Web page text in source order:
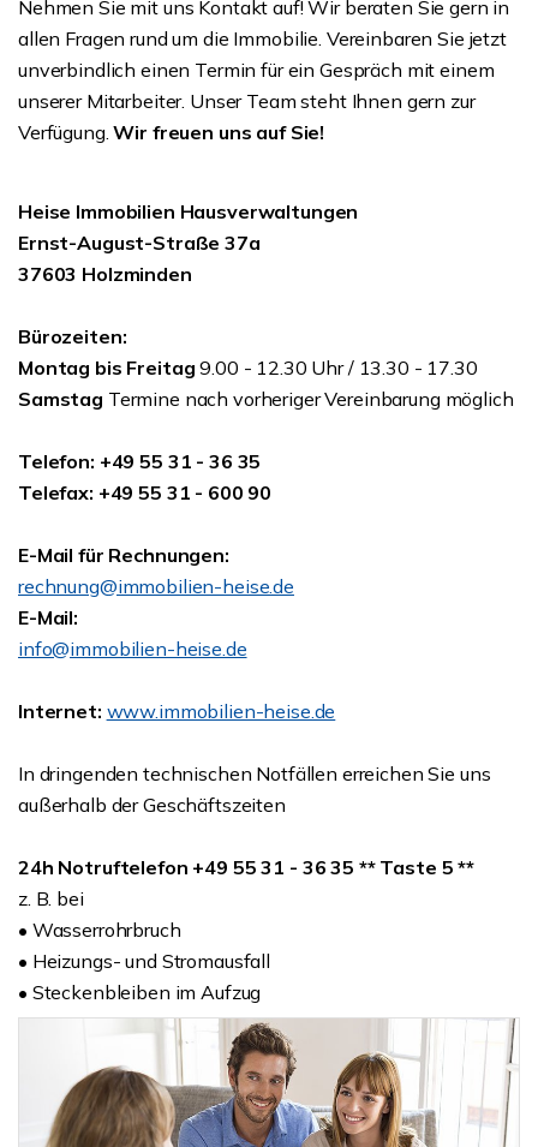
Nehmen Sie mit uns Kontakt auf! Wir beraten Sie gern in
allen Fragen rund um die Immobilie. Vereinbaren Sie jetzt
unverbindlich einen Termin für ein Gespräch mit einem
unserer Mitarbeiter. Unser Team steht Ihnen gern zur
Verfügung.Wir freuen uns auf Sie!
Heise Immobilien Hausverwaltungen
Ernst-August-Straße 37a
37603 Holzminden
Bürozeiten:
Montag bis Freitag9.00 - 12.30 Uhr / 13.30 - 17.30
Samstag Termine nach vorheriger Vereinbarung möglich
Telefon: +49 55 31 - 36 35
Telefax: +49 55 31 - 600 90
E-Mail für Rechnungen:
rechnung@immobilien-heise.de
E-Mail:
info@immobilien-heise.de
Internet: www.immobilien-heise.de
In dringenden technischen Notfällen erreichen Sie uns
außerhalb der Geschäftszeiten
24h Notruftelefon +49 55 31 - 36 35 ** Taste 5 **
z. B. bei
• Wasserrohrbruch
• Heizungs- und Stromausfall
• Steckenbleiben im Aufzug